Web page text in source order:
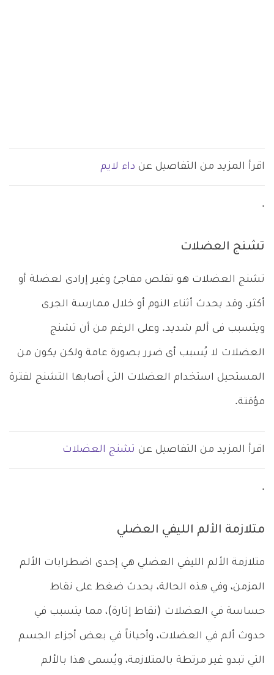
اقرأ المزيد من التفاصيل عن داء لايم
.
تشنج العضلات
تشنج العضلات هو تقلص مفاجئ وغير إرادى لعضلة أو
أكثر. وقد يحدث أثناء النوم أو خلال ممارسة الجرى
ويتسبب فى ألم شديد. وعلى الرغم من أن تشنج
العضلات لا يُسبب أى ضرر بصورة عامة ولكن يكون من
المستحيل استخدام العضلات التى أصابها التشنج لفترة
مؤقتة.
اقرأ المزيد من التفاصيل عن تشنج العضلات
.
متلازمة الألم الليفي العضلي
متلازمة الألم الليفي العضلي هي إحدى اضطرابات الألم
المزمن، وفي هذه الحالة، يحدث ضغط على نقاط
حساسة في العضلات (نقاط إثارة)، مما يتسبب في
حدوث ألم في العضلات، وأحياناً في بعض أجزاء الجسم
التي تبدو غير مرتطة بالمتلازمة، ويُسمى هذا بالألم